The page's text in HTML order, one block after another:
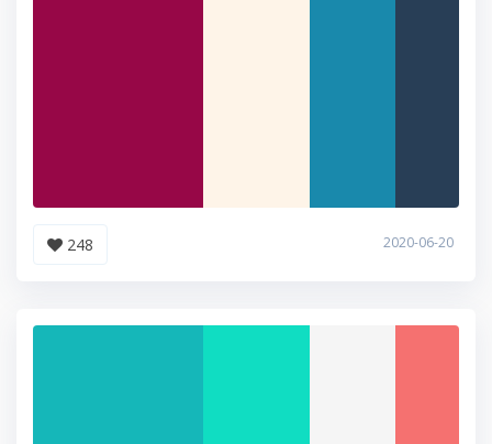
248 2020-06-20